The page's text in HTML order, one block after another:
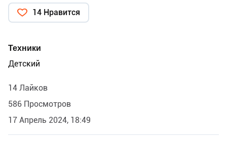
14 Нравится
Техники
Детский
14 Лайков
586 Просмотров
17 Апрель 2024, 18:49